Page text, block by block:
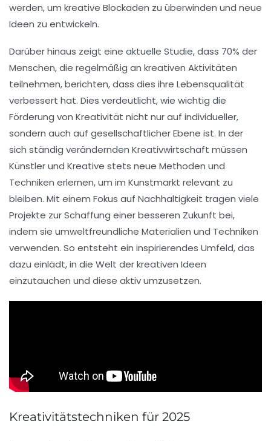
werden, um kreative Blockaden zu überwinden und neue
Ideen zu entwickeln.
Darüber hinaus zeigt eine aktuelle Studie, dass 70% der
Menschen, die regelmäßig an kreativen Aktivitäten
teilnehmen, berichten, dass dies ihre Lebensqualität
verbessert hat. Dies verdeutlicht, wie wichtig die
Förderung von Kreativität nicht nur auf individueller,
sondern auch auf gesellschaftlicher Ebene ist. In der
sich ständig verändernden Kreativwirtschaft müssen
Künstler und Kreative stets neue Methoden und
Techniken erlernen, um im Kunstmarkt relevant zu
bleiben. Mit einem Fokus auf Nachhaltigkeit tragen viele
Projekte zur Schaffung einer besseren Zukunft bei,
indem sie umweltfreundliche Materialien und Techniken
verwenden. So entsteht ein inspirierendes Umfeld, das
dazu einlädt, in die Welt derkreativen Ideen
einzutauchen und diese aktiv umzusetzen.
Kreativitätstechniken für 2025